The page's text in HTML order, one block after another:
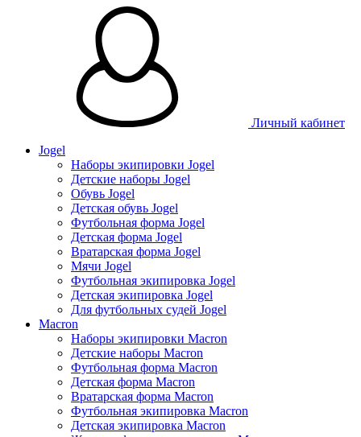
Личный кабинет
Jogel
Наборы экипировки Jogel
Детские наборы Jogel
Обувь Jogel
Детская обувь Jogel
Футбольная форма Jogel
Детская форма Jogel
Вратарская форма Jogel
Мячи Jogel
Футбольная экипировка Jogel
Детская экипировка Jogel
Для футбольных судей Jogel
Macron
Наборы экипировки Macron
Детские наборы Macron
Футбольная форма Macron
Детская форма Macron
Вратарская форма Macron
Футбольная экипировка Macron
Детская экипировка Macron
Таблица размеров